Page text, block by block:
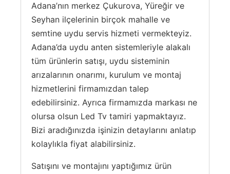
Adana’nın merkez Çukurova, Yüreğir ve
Seyhan ilçelerinin birçok mahalle ve
semtine uydu servis hizmeti vermekteyiz.
Adana’da uydu anten sistemleriyle alakalı
tüm ürünlerin satışı, uydu sisteminin
arızalarının onarımı, kurulum ve montaj
hizmetlerini firmamızdan talep
edebilirsiniz. Ayrıca firmamızda markası ne
olursa olsun Led Tv tamiri yapmaktayız.
Bizi aradığınızda işinizin detaylarını anlatıp
kolaylıkla fiyat alabilirsiniz.
Satışını ve montajını yaptığımız ürün